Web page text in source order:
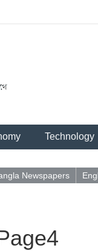
Technology
Newspapers